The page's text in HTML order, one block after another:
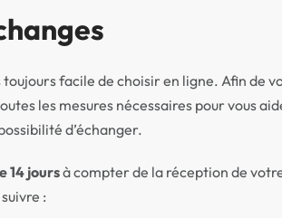
toujours facile de choisir en ligne. Afin de
les mesures nécessaires pour vous
d’échanger.
14 joursà compter de la réception de
: